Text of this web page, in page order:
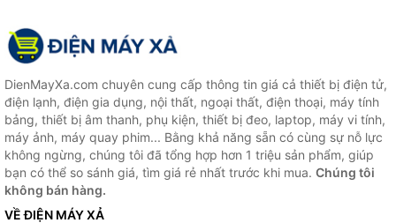
DienMayXa.com chuyên cung cấp thông tin giá cả thiết bị điện tử,
điện lạnh, điện gia dụng, nội thất, ngoại thất, điện thoại, máy tính
bảng, thiết bị âm thanh, phụ kiện, thiết bị đeo, laptop, máy vi tính,
máy ảnh, máy quay phim... Bằng khả năng sẵn có cùng sự nỗ lực
không ngừng, chúng tôi đã tổng hợp hơn 1 triệu sản phẩm, giúp
bạn có thể so sánh giá, tìm giá rẻ nhất trước khi mua. Chúng tôi
không bán hàng.
VỀ ĐIỆN MÁY XẢ